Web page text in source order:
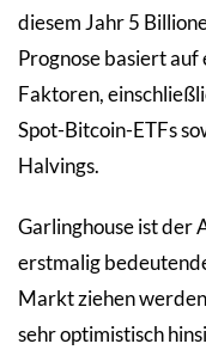
diesem Jahr 5
Prognose basiert
Faktoren,
Spot-Bitcoin-ETFs
Halvings.
Garlinghouse ist der
erstmalig
Markt ziehen
sehr optimistisch